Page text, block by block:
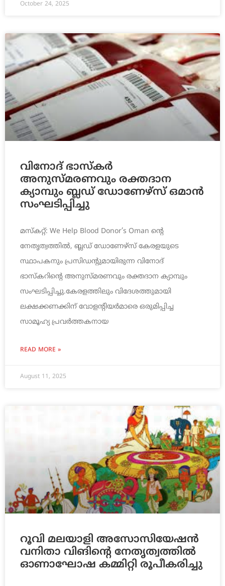
October 24, 2025
വിനോദ് ഭാസ്കർ
അനുസ്മരണവും രക്തദാന
ക്യാമ്പും ബ്ലഡ് ഡോണേഴ്സ് ഒമാൻ
സംഘടിപ്പിച്ചു
മസ്‌കറ്റ്: We Help Blood Donor’s Oman ന്റെ
നേതൃത്വത്തിൽ, ബ്ലഡ് ഡോണേഴ്സ് കേരളയുടെ
സ്ഥാപകനും പ്രസിഡന്റുമായിരുന്ന വിനോദ്
ഭാസ്കറിന്റെ അനുസ്മരണവും രക്തദാന ക്യാമ്പും
സംഘടിപ്പിച്ചു.കേരളത്തിലും വിദേശത്തുമായി
ലക്ഷക്കണക്കിന് വോളന്റിയർമാരെ ഒരുമിപ്പിച്ച
സാമൂഹ്യ പ്രവർത്തകനായ
READ MORE »
August 11, 2025
റൂവി മലയാളി അസോസിയേഷൻ
വനിതാ വിങിന്റെ നേതൃത്വത്തിൽ
ഓണാഘോഷ കമ്മിറ്റി രൂപീകരിച്ചു